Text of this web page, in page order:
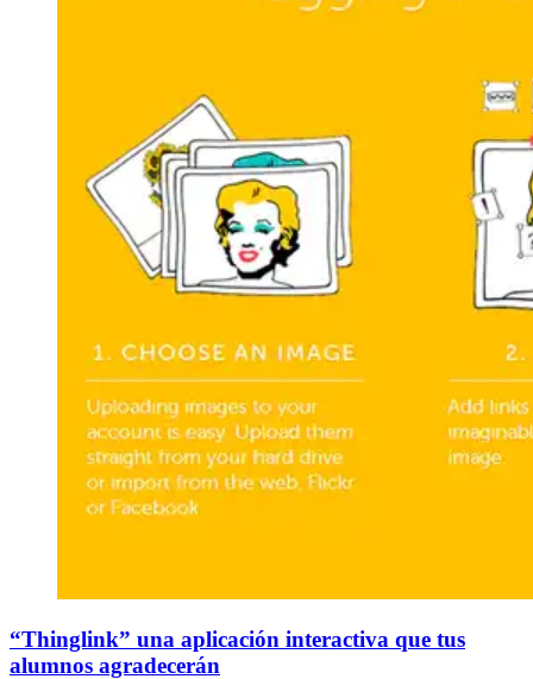
“Thinglink” una aplicación interactiva que tus
alumnos agradecerán